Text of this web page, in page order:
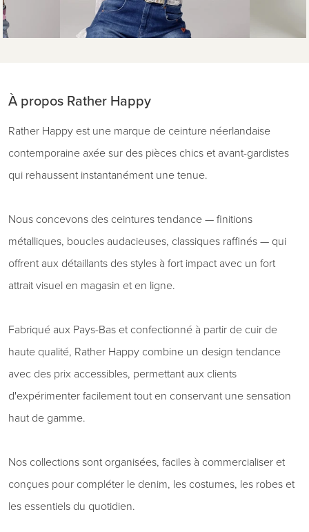
À propos Rather Happy
Rather Happy est une marque de ceinture néerlandaise
contemporaine axée sur des pièces chics et avant-gardistes
qui rehaussent instantanément une tenue.
Nous concevons des ceintures tendance — finitions
métalliques, boucles audacieuses, classiques raffinés — qui
offrent aux détaillants des styles à fort impact avec un fort
attrait visuel en magasin et en ligne.
Fabriqué aux Pays-Bas et confectionné à partir de cuir de
haute qualité, Rather Happy combine un design tendance
avec des prix accessibles, permettant aux clients
d'expérimenter facilement tout en conservant une sensation
haut de gamme.
Nos collections sont organisées, faciles à commercialiser et
conçues pour compléter le denim, les costumes, les robes et
les essentiels du quotidien.